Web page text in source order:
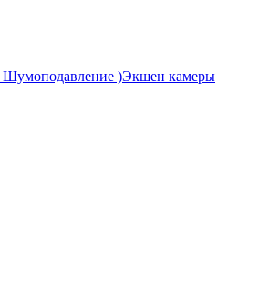
Экшен камеры